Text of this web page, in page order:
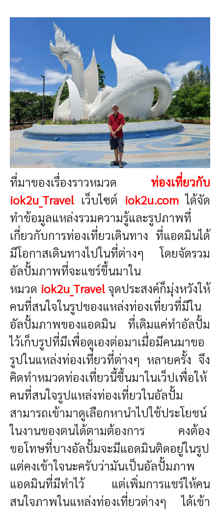
ที่มาของเรื่องราวหมวด ท่องเที่ยวกับ
iok2u_Travelเว็บไซต์ iok2u.com ได้จัด
ทำข้อมูลแหล่งรวมความรู้และรูปภาพที่
เกี่ยวกับการท่องเที่ยวเดินทาง ที่แอดมินได้
มีโอกาสเดินทางไปในที่ต่างๆ โดยจัดรวม
อัลปั้มภาพที่จะแชร์ขึ้นมาใน
หมวด iok2u_Travelจุดประสงค์ก็มุ่งหวังให้
คนที่สนใจในรูปของแหล่งท่องเที่ยวที่มีใน
อัลปั้มภาพของแอดมิน ที่เดิมแค่ทำอัลปั้ม
ไว้เก็บรูปที่มีเพื่อดูเองต่อมาเมื่อมีคนมาขอ
รูปในแหล่งท่องเที่ยวที่ต่างๆ หลายครั้ง จึง
คิดทำหมวดท่องเที่ยวนี้ขึ้นมาในเว็ปเพื่อให้
คนที่สนใจรูปแหล่งท่องเที่ยวในอัลปั้ม
สามารถเข้ามาดูเลือกหานำไปใช้ประโยชน์
ในงานของตนได้ตามต้องการ คงต้อง
ขอโทษที่บางอัลปั้มจะมีแอดมินติดอยู่ในรูป
แต่คงเข้าใจนะครับว่ามันเป็นอัลปั้มภาพ
แอดมินที่มีทำไว้ แต่เพิ่มการแชร์ให้คน
สนใจภาพในแหล่งท่องเที่ยวต่างๆ ได้เข้า